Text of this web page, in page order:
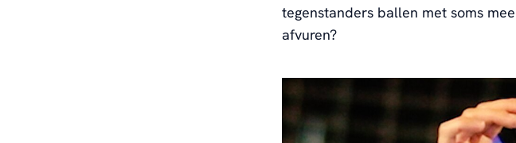
tegenstanders ballen met soms
afvuren?